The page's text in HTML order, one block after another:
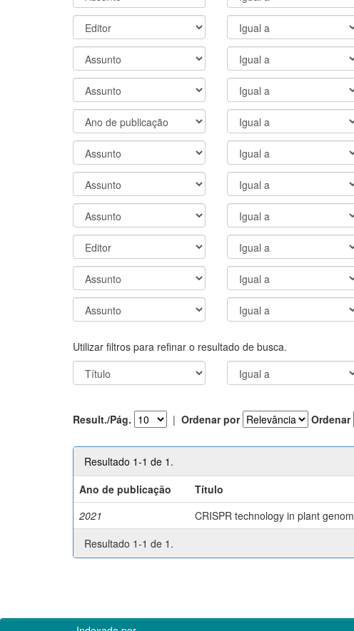
Utilizar filtros para refinar o resultado de busca.
Result./Pág. | Ordenar por Ordenar
Resultado 1-1 de 1.
Ano de publicação
Título
2021
CRISPR technology in plant
Resultado 1-1 de 1.